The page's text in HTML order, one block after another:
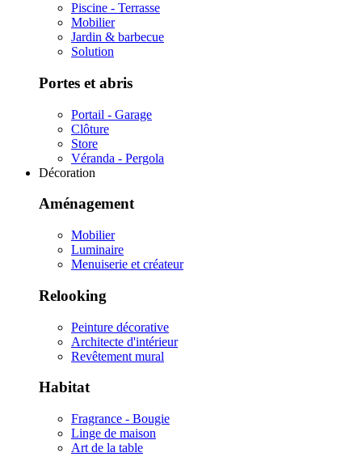
Piscine - Terrasse
Mobilier
Jardin & barbecue
Solution
Portes et abris
Portail - Garage
Clôture
Store
Véranda - Pergola
Décoration
Aménagement
Mobilier
Luminaire
Menuiserie et créateur
Relooking
Peinture décorative
Architecte d'intérieur
Revêtement mural
Habitat
Fragrance - Bougie
Linge de maison
Art de la table